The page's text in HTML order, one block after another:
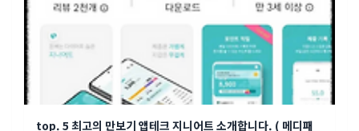
top. 5 최고의 만보기 앱테크 지니어트 소개합니다. ( 메디패